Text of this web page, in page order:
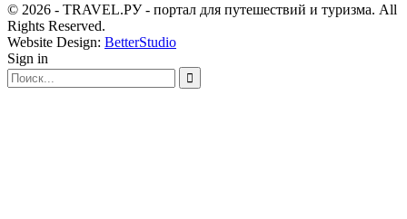
© 2026 - TRAVEL.РУ - портал для путешествий и туризма. All
Rights Reserved.
Website Design: BetterStudio
Sign in